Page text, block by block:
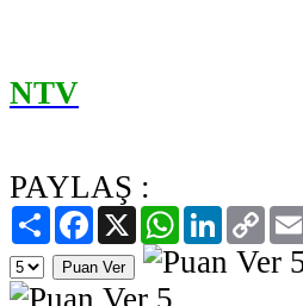
NTV
PAYLAŞ :
PaylaşFacebook
X WhatsAppLinkedIn
Copy
Link